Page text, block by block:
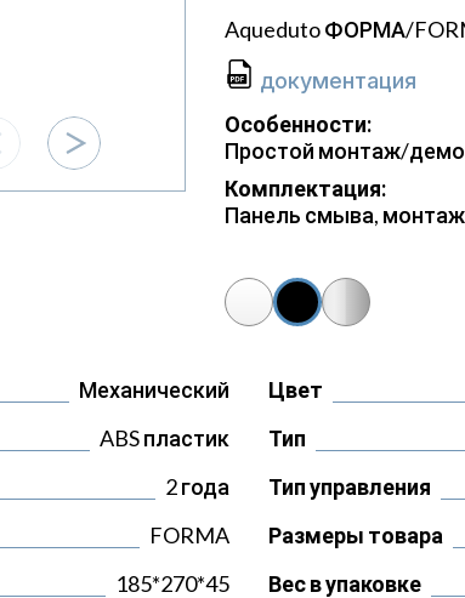
Aqueduto ФОРМА/
документация
Особенности:
Простой монтаж/
Комплектация:
Панель смыва,
Механический Цвет
ABS пластик Тип
2 года Тип управления
FORMA Размеры товара
185*270*45 Вес в упаковке